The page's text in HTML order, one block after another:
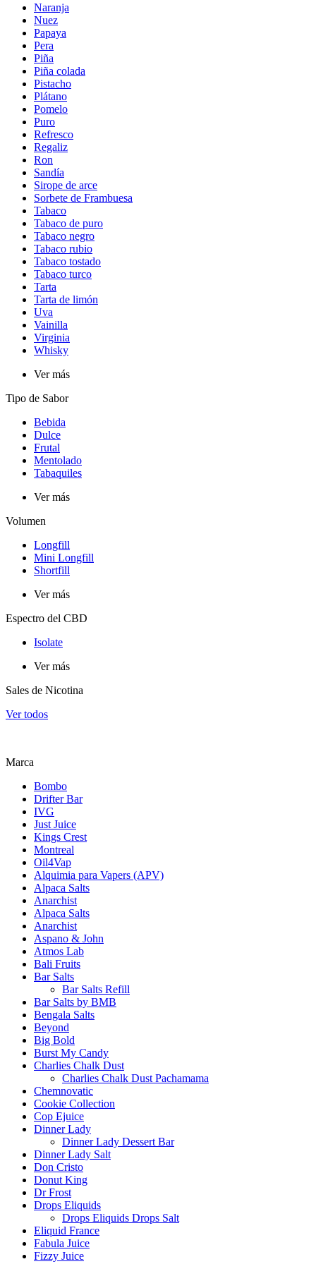
Naranja
Nuez
Papaya
Pera
Piña
Piña colada
Pistacho
Plátano
Pomelo
Puro
Refresco
Regaliz
Ron
Sandía
Sirope de arce
Sorbete de Frambuesa
Tabaco
Tabaco de puro
Tabaco negro
Tabaco rubio
Tabaco tostado
Tabaco turco
Tarta
Tarta de limón
Uva
Vainilla
Virginia
Whisky
Ver más
Tipo de Sabor​
Bebida
Dulce
Frutal
Mentolado
Tabaquiles
Ver más
Volumen
Longfill
Mini Longfill
Shortfill
Ver más
Espectro del CBD
Isolate
Ver más
Sales de Nicotina
Ver todos
Marca
Bombo
Drifter Bar
IVG
Just Juice
Kings Crest
Montreal
Oil4Vap
Alquimia para Vapers (APV)
Alpaca Salts
Anarchist
Alpaca Salts
Anarchist
Aspano & John
Atmos Lab
Bali Fruits
Bar Salts
Bar Salts Refill
Bar Salts by BMB
Bengala Salts
Beyond
Big Bold
Burst My Candy
Charlies Chalk Dust
Charlies Chalk Dust Pachamama
Chemnovatic
Cookie Collection
Cop Ejuice
Dinner Lady
Dinner Lady Dessert Bar
Dinner Lady Salt
Don Cristo
Donut King
Dr Frost
Drops Eliquids
Drops Eliquids Drops Salt
Eliquid France
Fabula Juice
Fizzy Juice